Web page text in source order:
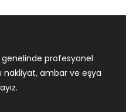
genelinde profesyonel
nakliyat, ambar ve eşya